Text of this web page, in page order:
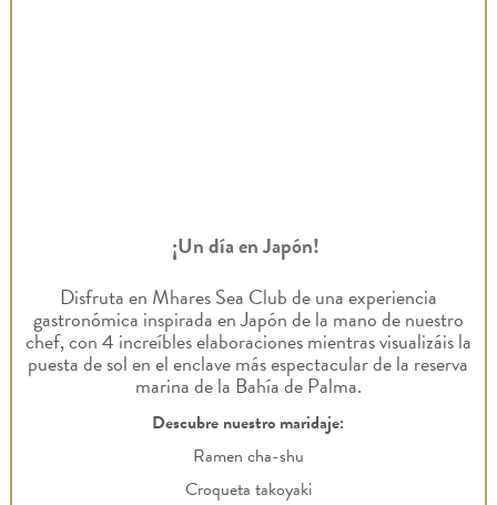
¡Un día en Japón!
Disfruta en Mhares Sea Club de una experiencia
gastronómica inspirada en Japón de la mano de nuestro
chef, con 4 increíbles elaboraciones mientras visualizáis la
puesta de sol en el enclave más espectacular de la reserva
marina de la Bahía de Palma.
Descubre nuestro maridaje:
Ramen cha-shu
Croqueta takoyaki